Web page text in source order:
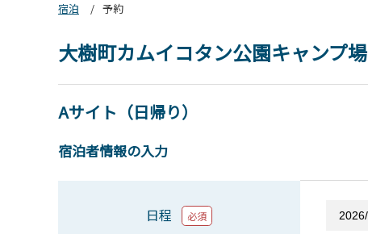
宿泊
予約
大樹町カムイコタン公園キャンプ場
Aサイト（日帰り）
宿泊者情報の入力
日程 必須